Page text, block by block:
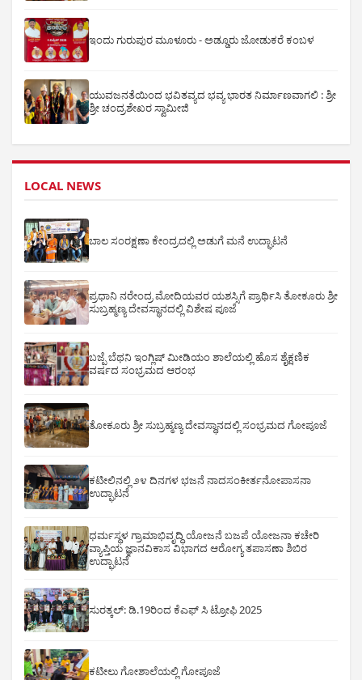
ಇಂದು ಗುರುಪುರ ಮೂಳೂರು - ಅಡ್ಡೂರು ಜೋಡುಕರೆ ಕಂಬಳ
ಯುವಜನತೆಯಿಂದ ಭವಿತವ್ಯದ ಭವ್ಯ ಭಾರತ ನಿರ್ಮಾಣವಾಗಲಿ : ಶ್ರೀ
ಶ್ರೀ ಚಂದ್ರಶೇಖರ ಸ್ವಾಮೀಜಿ
LOCAL NEWS
ಬಾಲ ಸಂರಕ್ಷಣಾ ಕೇಂದ್ರದಲ್ಲಿ ಅಡುಗೆ ಮನೆ ಉದ್ಘಾಟನೆ
ಪ್ರಧಾನಿ ನರೇಂದ್ರ ಮೋದಿಯವರ ಯಶಸ್ಸಿಗೆ ಪ್ರಾರ್ಥಿಸಿ ತೋಕೂರು ಶ್ರೀ
ಸುಬ್ರಹ್ಮಣ್ಯ ದೇವಸ್ಥಾನದಲ್ಲಿ ವಿಶೇಷ ಪೂಜೆ
ಬಜ್ಪೆ ಬೆಥನಿ ಇಂಗ್ಲಿಷ್ ಮೀಡಿಯಂ ಶಾಲೆಯಲ್ಲಿ ಹೊಸ ಶೈಕ್ಷಣಿಕ
ವರ್ಷದ ಸಂಭ್ರಮದ ಆರಂಭ
ತೋಕೂರು ಶ್ರೀ ಸುಬ್ರಹ್ಮಣ್ಯ ದೇವಸ್ಥಾನದಲ್ಲಿ ಸಂಭ್ರಮದ ಗೋಪೂಜೆ
ಕಟೀಲಿನಲ್ಲಿ ೨೪ ದಿನಗಳ ಭಜನೆ ನಾದಸಂಕೀರ್ತನೋಪಾಸನಾ
ಉದ್ಘಾಟನೆ
ಧರ್ಮಸ್ಥಳ ಗ್ರಾಮಾಭಿವೃದ್ಧಿ ಯೋಜನೆ ಬಜಪೆ ಯೋಜನಾ ಕಚೇರಿ
ವ್ಯಾಪ್ತಿಯ ಜ್ಞಾನವಿಕಾಸ ವಿಭಾಗದ ಆರೋಗ್ಯ ತಪಾಸಣಾ ಶಿಬಿರ
ಉದ್ಘಾಟನೆ
ಸುರತ್ಕಲ್: ಡಿ‌.19ರಿಂದ ಕೆಎಫ್ ಸಿ ಟ್ರೋಫಿ 2025
ಕಟೀಲು ಗೋಶಾಲೆಯಲ್ಲಿ ಗೋಪೂಜೆ